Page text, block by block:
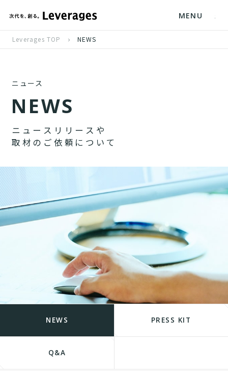
MENU
Leverages TOP NEWS
ニュース
NEWS
ニ ュ ー ス リ リ ー ス や
取 材 の ご 依 頼 に つ い て
NEWS PRESS KIT
Q&A